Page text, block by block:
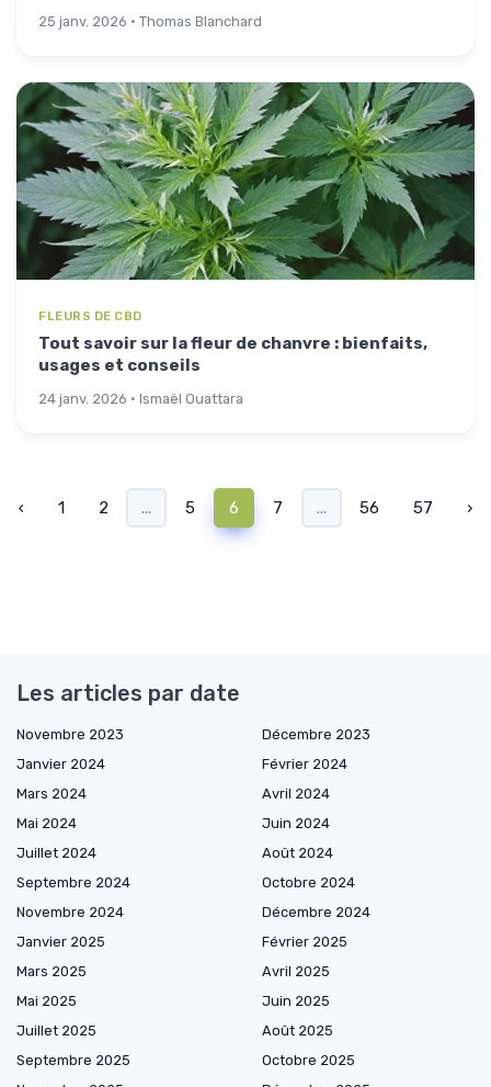
25 janv. 2026 · Thomas Blanchard
FLEURS DE CBD
Tout savoir sur la fleur de chanvre : bienfaits,
usages et conseils
24 janv. 2026 · Ismaël Ouattara
‹ 1 2 ... 5 6 7 ... 56 57 ›
Les articles par date
Novembre 2023
Décembre 2023
Janvier 2024
Février 2024
Mars 2024
Avril 2024
Mai 2024
Juin 2024
Juillet 2024
Août 2024
Septembre 2024
Octobre 2024
Novembre 2024
Décembre 2024
Janvier 2025
Février 2025
Mars 2025
Avril 2025
Mai 2025
Juin 2025
Juillet 2025
Août 2025
Septembre 2025
Octobre 2025